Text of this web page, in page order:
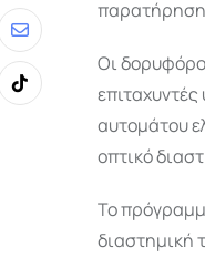
Share
via
Email
Tiktok
παρατήρηση
Οι
αυτομάτου
οπτικό
Το
διαστημική